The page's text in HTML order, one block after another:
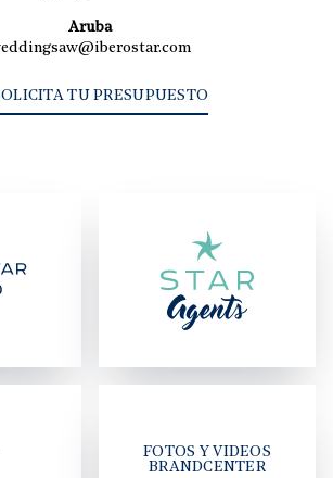
Aruba
TU PRESUPUESTO
FOTOS Y VIDEOS
BRANDCENTER